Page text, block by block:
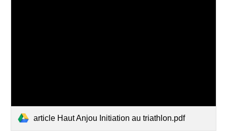
article Haut Anjou Initiation au triathlon.pdf